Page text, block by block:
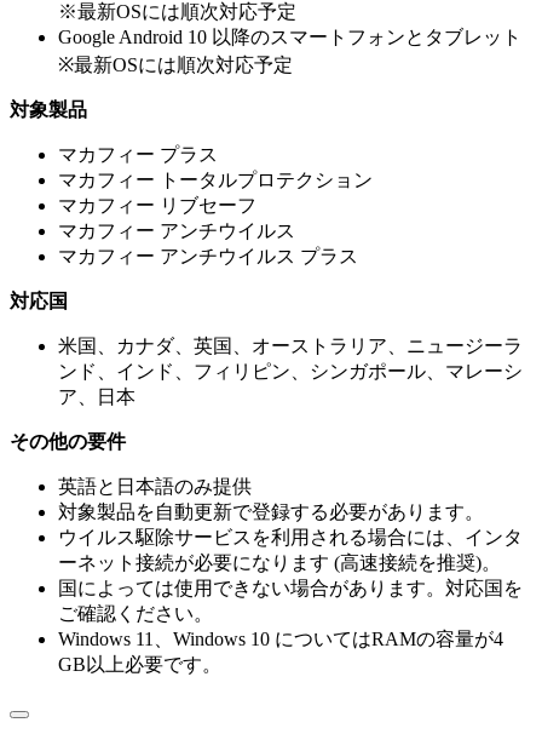
※最新OSには順次対応予定
Google Android 10 以降のスマートフォンとタブレット
※最新OSには順次対応予定
対象製品
マカフィー プラス
マカフィー トータルプロテクション
マカフィー リブセーフ
マカフィー アンチウイルス
マカフィー アンチウイルス プラス
対応国
米国、カナダ、英国、オーストラリア、ニュージーラ
ンド、インド、フィリピン、シンガポール、マレーシ
ア、日本
その他の要件
英語と日本語のみ提供
対象製品を自動更新で登録する必要があります。
ウイルス駆除サービスを利用される場合には、インタ
ーネット接続が必要になります (高速接続を推奨)。
国によっては使用できない場合があります。対応国を
ご確認ください。
Windows 11、Windows 10 についてはRAMの容量が4
GB以上必要です。